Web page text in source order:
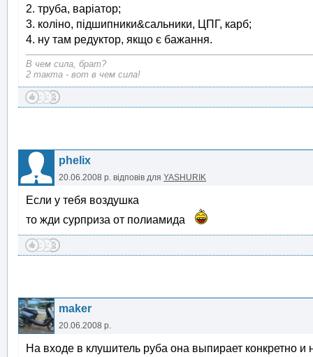
2. труба, варіатор;
3. коліно, підшипники&сальники, ЦПГ, карб;
4. ну там редуктор, якщо є бажання.
В чем сила, брат?
2 такта - вот в чем сила!
phelix
20.06.2008 р. відповів для YASHURIK
Если у тебя воздушка
то жди сурприза от полиамида
maker
20.06.2008 р.
На входе в клушитель руба она выпирает конкретно и